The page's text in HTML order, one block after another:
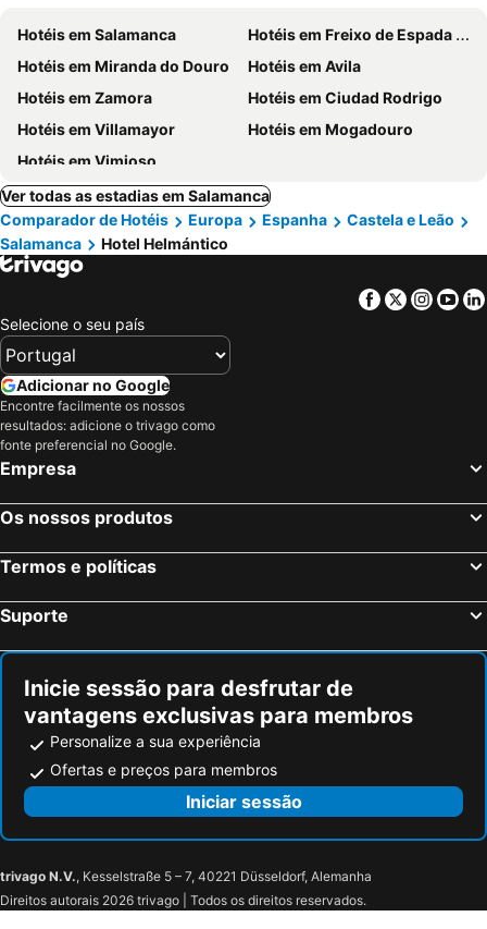
Hotéis em Salamanca
Hotéis em Freixo de Espada à Cinta
Hotéis em Miranda do Douro
Hotéis em Avila
Hotéis em Zamora
Hotéis em Ciudad Rodrigo
Hotéis em Villamayor
Hotéis em Mogadouro
Hotéis em Vimioso
Ver todas as estadias em Salamanca
Comparador de Hotéis
Europa Espanha
Castela e Leão
Salamanca
Hotel Helmántico
Facebook
Twitter
Selecione o seu país
Adicionar no Google
Encontre facilmente os nossos
resultados: adicione o trivago como
fonte preferencial no Google.
Empresa
Os nossos produtos
Termos e políticas
Suporte
Inicie sessão para desfrutar de
vantagens exclusivas para membros
Personalize a sua experiência
Ofertas e preços para membros
Iniciar sessão
trivago N.V., Kesselstraße 5 – 7, 40221 Düsseldorf, Alemanha
Direitos autorais 2026 trivago | Todos os direitos reservados.